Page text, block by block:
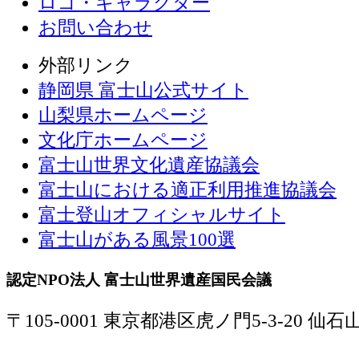
お問い合わせ
外部リンク
静岡県 富士山公式サイト
山梨県ホームページ
文化庁ホームページ
富士山世界文化遺産協議会
富士山における適正利用推進協議会
富士登山オフィシャルサイト
富士山がある風景100選
認定NPO法人 富士山世界遺産国民会議
〒105-0001 東京都港区虎ノ門5-3-20 仙石